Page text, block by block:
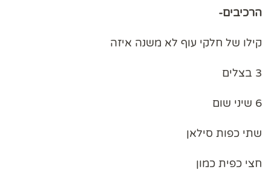
הרכיבים-
קילו של חלקי עוף לא משנה איזה
3 בצלים
6 שיני שום
שתי כפות סילאן
חצי כפית כמון